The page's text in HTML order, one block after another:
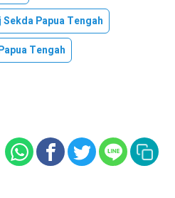
Sekda Papua Tengah
Tengah